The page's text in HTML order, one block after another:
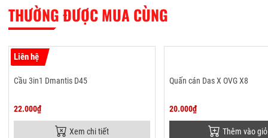
THƯỜNG ĐƯỢC MUA CÙNG
Liên hệ
Cầu 3in1 Dmantis D45
22.000₫
Xem chi tiết
Quấn cán Das X OVG X8
20.000₫
Thêm vào giỏ